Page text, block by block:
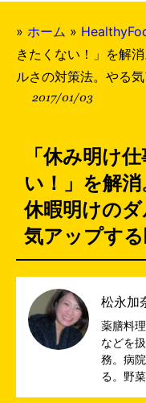
» ホーム »
きたくない！」を解
ルさの対策法。やる
2017/01/03
「休み明け
い！」を解
休暇明けの
気アップす
松永加
薬膳料
などを
務。病
る。野